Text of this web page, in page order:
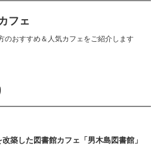
フェ
のおすすめ＆人気カフェをご紹介します
改築した図書館カフェ「男木島図書館」